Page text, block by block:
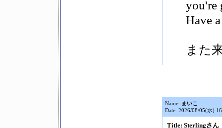
you're
Have
また
Name: まいこ
Date: 2026/08/05(水)
Title: Sterlingさん